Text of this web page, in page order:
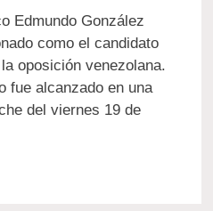
González
Urrutia,
diplomático
elegido
por
Edmundo González
como el candidato
oposición venezolana.
fue alcanzado en una
del viernes 19 de